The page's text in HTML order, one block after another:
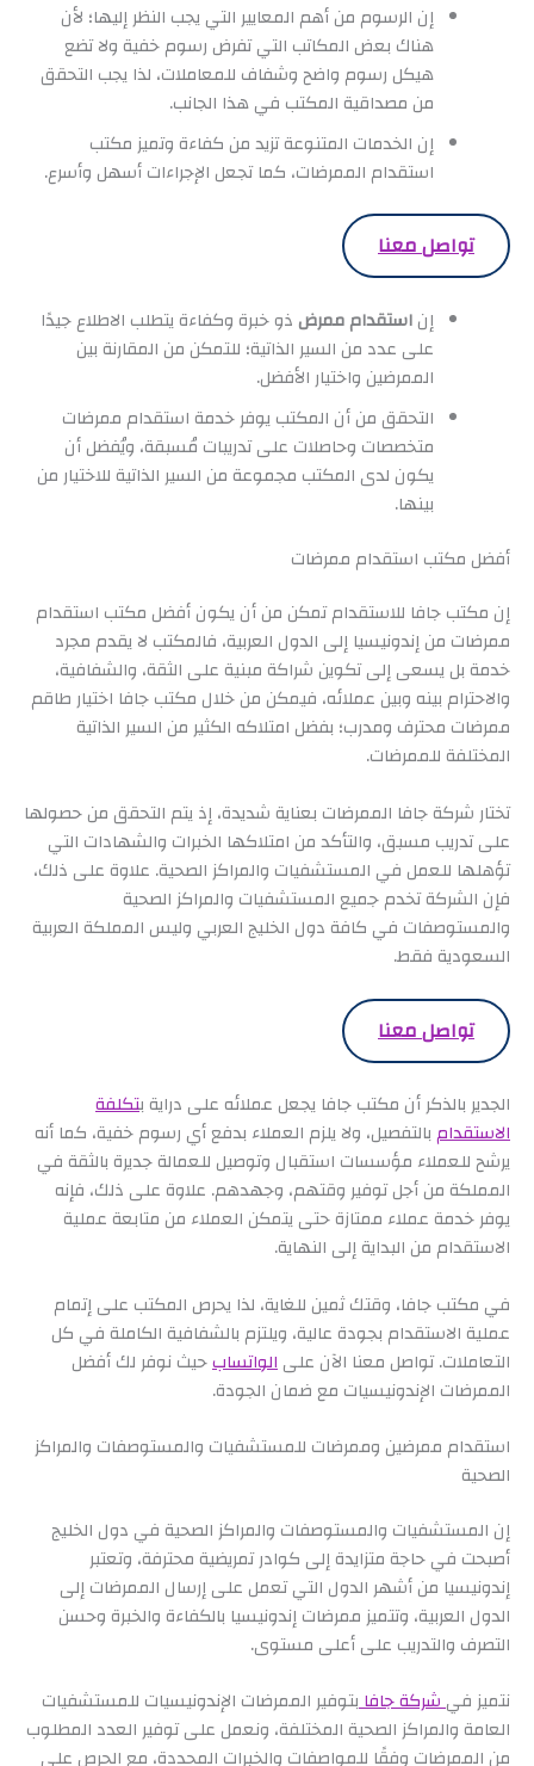
إن الرسوم من أهم المعايير التي يجب النظر إليها؛ لأن
هناك بعض المكاتب التي تفرض رسوم خفية ولا تضع
هيكل رسوم واضح وشفاف للمعاملات، لذا يجب التحقق
من مصداقية المكتب في هذا الجانب.
إن الخدمات المتنوعة تزيد من كفاءة وتميز مكتب
استقدام الممرضات، كما تجعل الإجراءات أسهل وأسرع.
تواصل معنا
إناستقدام ممرض ذو خبرة وكفاءة يتطلب الاطلاع جيدًا
على عدد من السير الذاتية؛ للتمكن من المقارنة بين
الممرضين واختيار الأفضل.
التحقق من أن المكتب يوفر خدمة استقدام ممرضات
متخصصات وحاصلات على تدريبات مُسبقة، ويُفضل أن
يكون لدى المكتب مجموعة من السير الذاتية للاختيار من
بينها.
أفضل مكتب استقدام ممرضات
إن مكتب جافا للاستقدام تمكن من أن يكون أفضل مكتب استقدام
ممرضات من إندونيسيا إلى الدول العربية، فالمكتب لا يقدم مجرد
خدمة بل يسعى إلى تكوين شراكة مبنية على الثقة، والشفافية،
والاحترام بينه وبين عملائه، فيمكن من خلال مكتب جافا اختيار طاقم
ممرضات محترف ومدرب؛ بفضل امتلاكه الكثير من السير الذاتية
المختلفة للممرضات.
تختار شركة جافا الممرضات بعناية شديدة، إذ يتم التحقق من حصولها
على تدريب مسبق، والتأكد من امتلاكها الخبرات والشهادات التي
تؤهلها للعمل في المستشفيات والمراكز الصحية. علاوة على ذلك،
فإن الشركة تخدم جميع المستشفيات والمراكز الصحية
والمستوصفات في كافة دول الخليج العربي وليس المملكة العربية
السعودية فقط.
تواصل معنا
الجدير بالذكر أن مكتب جافا يجعل عملائه على دراية بتكلفة
الاستقدامبالتفصيل، ولا يلزم العملاء بدفع أي رسوم خفية، كما أنه
يرشح للعملاء مؤسسات استقبال وتوصيل للعمالة جديرة بالثقة في
المملكة من أجل توفير وقتهم، وجهدهم. علاوة على ذلك، فإنه
يوفر خدمة عملاء ممتازة حتى يتمكن العملاء من متابعة عملية
الاستقدام من البداية إلى النهاية.
في مكتب جافا، وقتك ثمين للغاية، لذا يحرص المكتب على إتمام
عملية الاستقدام بجودة عالية، ويلتزم بالشفافية الكاملة في كل
التعاملات. تواصل معنا الآن علىالواتسابحيث نوفر لك أفضل
الممرضات الإندونيسيات مع ضمان الجودة.
استقدام ممرضين وممرضات للمستشفيات والمستوصفات والمراكز
الصحية
إن المستشفيات والمستوصفات والمراكز الصحية في دول الخليج
أصبحت في حاجة متزايدة إلى كوادر تمريضية محترفة، وتعتبر
إندونيسيا من أشهر الدول التي تعمل على إرسال الممرضات إلى
الدول العربية، وتتميز ممرضات إندونيسيا بالكفاءة والخبرة وحسن
التصرف والتدريب على أعلى مستوى.
نتميز فيشركة جافابتوفير الممرضات الإندونيسيات للمستشفيات
العامة والمراكز الصحية المختلفة، ونعمل على توفير العدد المطلوب
من الممرضات وفقًا للمواصفات والخبرات المحددة، مع الحرص على